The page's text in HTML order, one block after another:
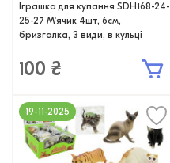
Іграшка для купання SDH168-24-
25-27 М'ячик 4шт, 6см,
бризгалка, 3 види, в кульці
100 ₴
19-11-2025